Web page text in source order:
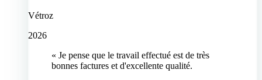
Vétroz
2026
« Je pense que le travail effectué est de très
bonnes factures et d'excellente qualité.